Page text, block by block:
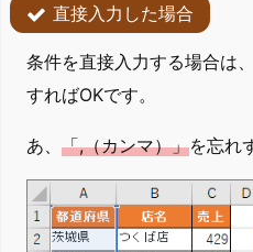
直接入力した場合
条件を直接入力する場合は
すればOKです。
あ、 「,（カンマ）」を忘れ